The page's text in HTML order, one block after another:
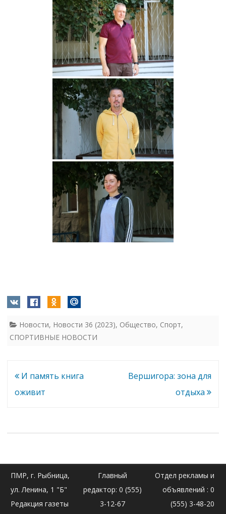
Новости, Новости 36 (2023), Общество, Спорт,
СПОРТИВНЫЕ НОВОСТИ
Навигация
по
И память книга
оживит
Вершигора: зона для
отдыха
ПМР, г. Рыбница,
ул. Ленина, 1 "Б"
Редакция газеты
Главный
редактор: 0 (555)
3-12-67
Отдел рекламы и
объявлений : 0
(555) 3-48-20